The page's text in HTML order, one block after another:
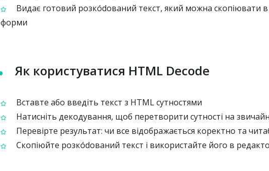
Видає готовий розкódований текст, який можна скопіювати
форми
Як користуватися HTML Decode
Вставте або введіть текст з HTML сутностями
Натисніть декодування, щоб перетворити сутності на
Перевірте результат: чи все відображається коректно та
Скопіюйте розкódований текст і використайте його в